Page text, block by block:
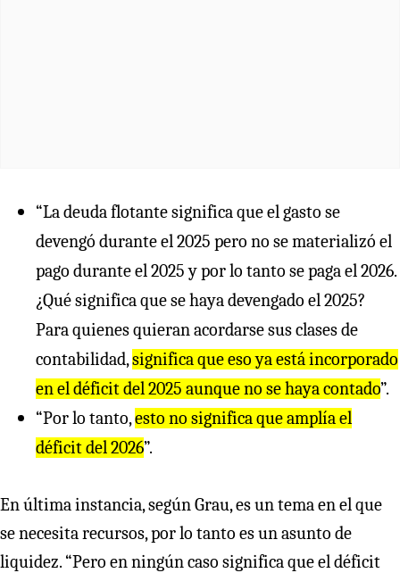
“La deuda flotante significa que el gasto se
devengó durante el 2025 pero no se materializó el
pago durante el 2025 y por lo tanto se paga el 2026.
¿Qué significa que se haya devengado el 2025?
Para quienes quieran acordarse sus clases de
contabilidad,significa que eso ya está incorporado
en el déficit del 2025 aunque no se haya contado”.
“Por lo tanto,esto no significa que amplía el
déficit del 2026”.
En última instancia, según Grau, es un tema en el que
se necesita recursos, por lo tanto es un asunto de
liquidez. “Pero en ningún caso significa que el déficit